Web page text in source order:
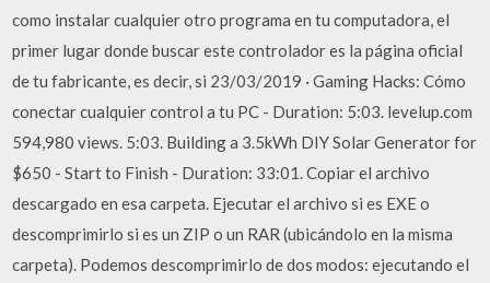
como instalar cualquier otro programa en tu computadora, el
primer lugar donde buscar este controlador es la página oficial
de tu fabricante, es decir, si 23/03/2019 · Gaming Hacks: Cómo
conectar cualquier control a tu PC - Duration: 5:03. levelup.com
594,980 views. 5:03. Building a 3.5kWh DIY Solar Generator for
$650 - Start to Finish - Duration: 33:01. Copiar el archivo
descargado en esa carpeta. Ejecutar el archivo si es EXE o
descomprimirlo si es un ZIP o un RAR (ubicándolo en la misma
carpeta). Podemos descomprimirlo de dos modos: ejecutando el